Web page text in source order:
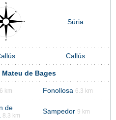
Súria
Callús
de Bages
km Fonollosa 6.3 km
de
8.3 km
Sampedor 9 km